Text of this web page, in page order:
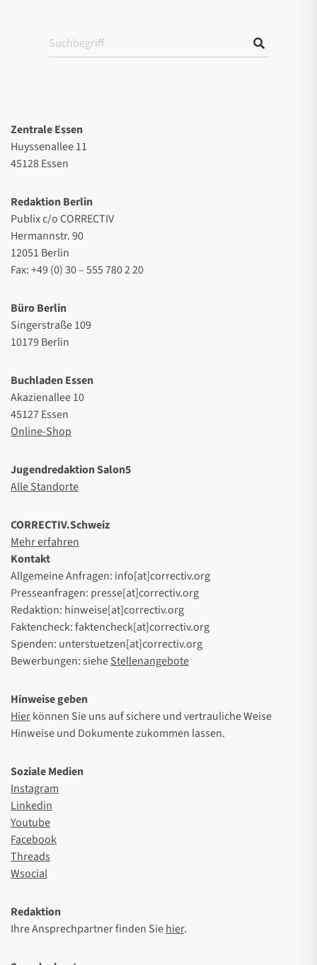
Zentrale Essen
Huyssenallee 11
45128 Essen
Redaktion Berlin
Publix c/o CORRECTIV
Hermannstr. 90
12051 Berlin
Fax: +49 (0) 30 – 555 780 2 20
Büro Berlin
Singerstraße 109
10179 Berlin
Buchladen Essen
Akazienallee 10
45127 Essen
Online-Shop
Jugendredaktion Salon5
Alle Standorte
CORRECTIV.Schweiz
Mehr erfahren
Kontakt
Allgemeine Anfragen: info[at]correctiv.org
Presseanfragen: presse[at]correctiv.org
Redaktion: hinweise[at]correctiv.org
Faktencheck: faktencheck[at]correctiv.org
Spenden: unterstuetzen[at]correctiv.org
Bewerbungen: sieheStellenangebote
Hinweise geben
Hierkönnen Sie uns auf sichere und vertrauliche Weise
Hinweise und Dokumente zukommen lassen.
Soziale Medien
Instagram
Linkedin
Youtube
Facebook
Threads
Wsocial
Redaktion
Ihre Ansprechpartner finden Siehier.